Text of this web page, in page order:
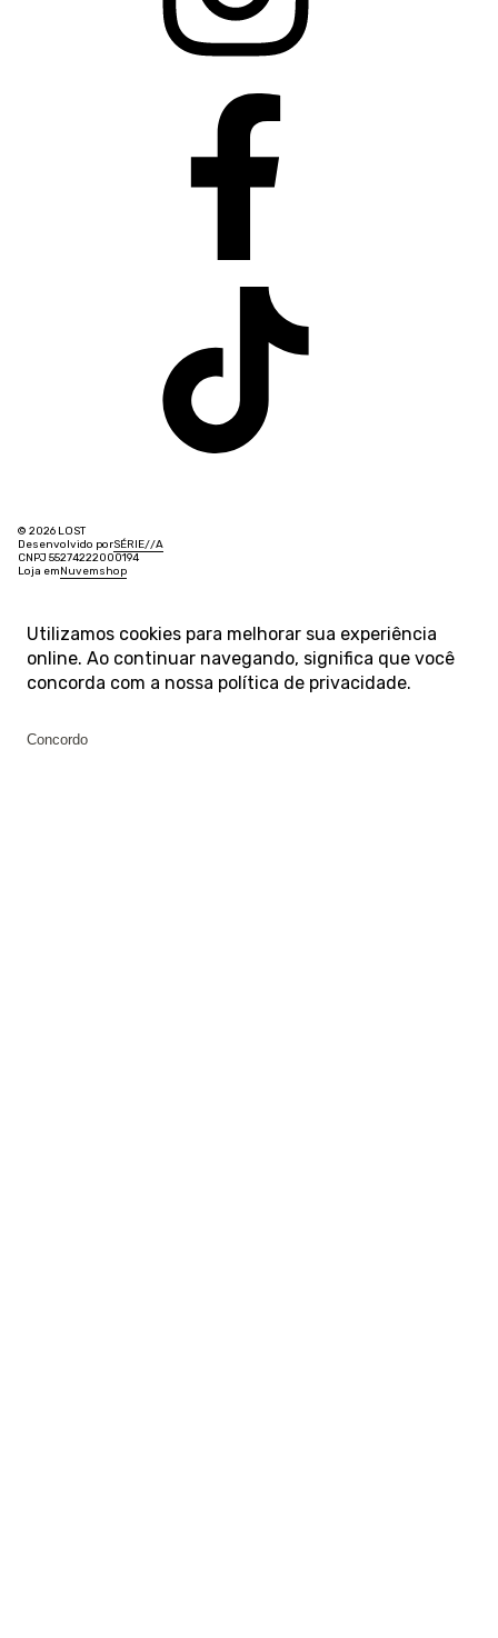
© 2026 LOST
Desenvolvido porSÉRIE//A
CNPJ 55274222000194
Loja emNuvemshop
Utilizamos cookies para melhorar sua experiência
online. Ao continuar navegando, significa que você
concorda com a nossa política de privacidade.
Concordo